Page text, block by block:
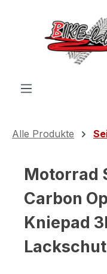
Zum Hauptinhalt
Alle Produkte
Motorrad
Carbon
Kniepad